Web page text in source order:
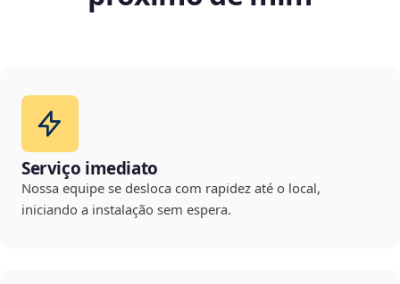
Serviço imediato
Nossa equipe se desloca com rapidez até o local,
iniciando a instalação sem espera.